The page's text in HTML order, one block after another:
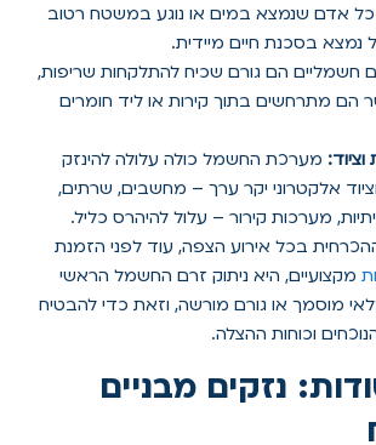
כל אדם שנמצא במים או נוגע במשטח רטוב
נמצא בסכנת חיים מיידית.
חשמליים הם גורם שכיח להתלקחות שריפות,
הם מתרחשים בתוך קירות או ליד חומרים
מערכת החשמל כולה עלולה להינזק
אלקטרוני יקר ערך – מחשבים, שרתים,
מערכות קירור – עלול להיהרס כליל.
בכל אירוע הצפה, עוד לפני הזמנת
מקצועיים, היא ניתוק זרם החשמל הראשי
מוסמך או גורם מורשה, וזאת כדי להבטיח
וכוחות ההצלה.
נזקים מבניים